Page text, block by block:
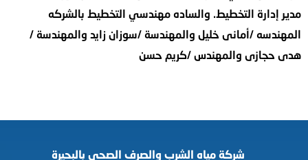
مدير إدارة التخطيط. والساده مهندسي التخطيط بالشركه
المهندسه /أمانى خليل والمهندسة /سوزان زايد والمهندسة /
هدى حجازى والمهندس /كريم حسن
شركة مياه الشرب والصرف الصحي بالبحيرة